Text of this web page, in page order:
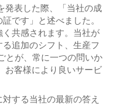
発表した際、「当社の成
です」と述べました。
共感されます。当社が
追加のシフト、生産フ
とが、常に一つの問いか
お客様により良いサービ
する当社の最新の答え